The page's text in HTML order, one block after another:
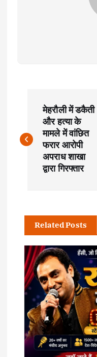
o
s
v
g
a
t
मेहरौली में डकैती
और हत्या के
मामले में वांछित
फरार आरोपी
अपराध शाखा
द्वारा गिरफ्तार
Related Posts